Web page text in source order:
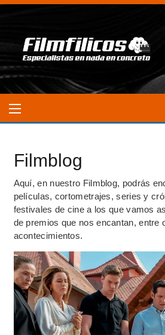
Filmblog
Aquí, en nuestro Filmblog, podrás
películas, cortometrajes, series y
festivales de cine a los que vamos
de premios que nos encantan, entre
acontecimientos.